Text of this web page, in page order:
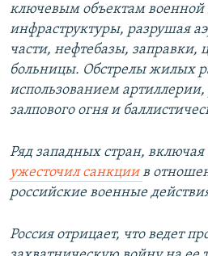
720p
ключевым объектам военной
инфраструктуры, разрушая
части, нефтебазы,
больницы. Обстрелы жилых
использованием
залпового огня и
Ряд западных стран,
ужесточил санкциив
российские военные
Россия отрицает, что ведет